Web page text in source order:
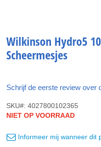
Wilkinson Hydro5 10
Scheermesjes
Schrijf de eerste review over
SKU
4027800102365
NIET OP VOORRAAD
Informeer mij wanneer dit